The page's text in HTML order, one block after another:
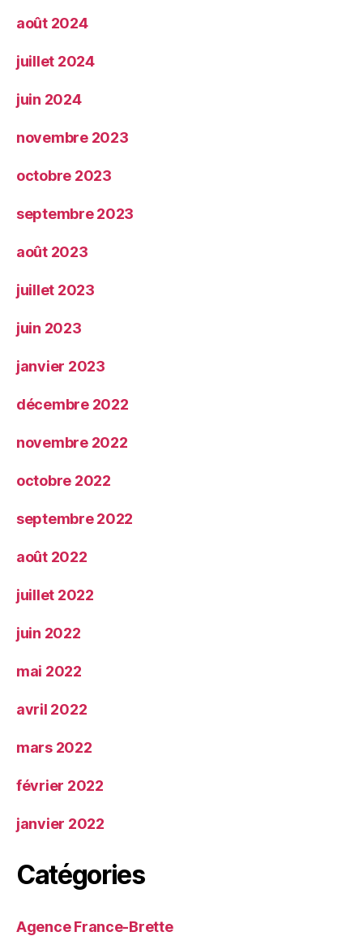
août 2024
juillet 2024
juin 2024
novembre 2023
octobre 2023
septembre 2023
août 2023
juillet 2023
juin 2023
janvier 2023
décembre 2022
novembre 2022
octobre 2022
septembre 2022
août 2022
juillet 2022
juin 2022
mai 2022
avril 2022
mars 2022
février 2022
janvier 2022
Catégories
Agence France-Brette